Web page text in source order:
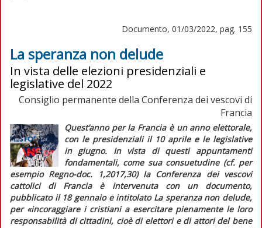
Documento, 01/03/2022, pag. 155
La speranza non delude
In vista delle elezioni presidenziali e
legislative del 2022
Consiglio permanente della Conferenza dei vescovi di
Francia
Quest’anno per la Francia è un anno elettorale,
con le presidenziali il 10 aprile e le legislative
in giugno. In vista di questi appuntamenti
fondamentali, come sua consuetudine (cf. per
esempio Regno-doc.
1,2017,30) la Conferenza dei vescovi
cattolici di Francia è intervenuta con un documento,
pubblicato il 18 gennaio e intitolato La speranza non delude,
per «incoraggiare i cristiani a esercitare pienamente le loro
responsabilità di cittadini, cioè di elettori e di attori del bene